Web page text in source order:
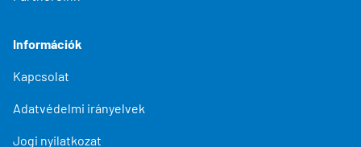
Információk
Kapcsolat
Adatvédelmi irányelvek
Jogi nyilatkozat